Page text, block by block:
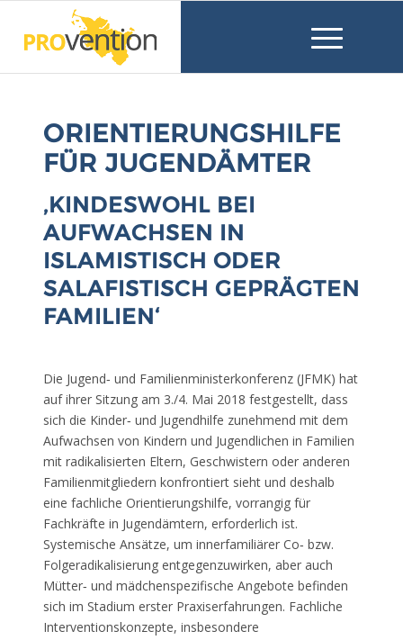
ORIENTIERUNGSHILFE
FÜR JUGENDÄMTER
‚KINDESWOHL BEI
AUFWACHSEN IN
ISLAMISTISCH ODER
SALAFISTISCH GEPRÄGTEN
FAMILIEN‘
Die Jugend‐ und Familienministerkonferenz (JFMK) hat
auf ihrer Sitzung am 3./4. Mai 2018 festgestellt, dass
sich die Kinder‐ und Jugendhilfe zunehmend mit dem
Aufwachsen von Kindern und Jugendlichen in Familien
mit radikalisierten Eltern, Geschwistern oder anderen
Familienmitgliedern konfrontiert sieht und deshalb
eine fachliche Orientierungshilfe, vorrangig für
Fachkräfte in Jugendämtern, erforderlich ist.
Systemische Ansätze, um innerfamiliärer Co‐ bzw.
Folgeradikalisierung entgegenzuwirken, aber auch
Mütter‐ und mädchenspezifische Angebote befinden
sich im Stadium erster Praxiserfahrungen. Fachliche
Interventionskonzepte, insbesondere